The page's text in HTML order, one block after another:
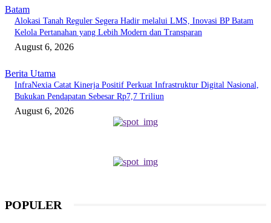
Batam
Alokasi Tanah Reguler Segera Hadir melalui LMS, Inovasi BP Batam
Kelola Pertanahan yang Lebih Modern dan Transparan
August 6, 2026
Berita Utama
InfraNexia Catat Kinerja Positif Perkuat Infrastruktur Digital Nasional,
Bukukan Pendapatan Sebesar Rp7,7 Triliun
August 6, 2026
POPULER